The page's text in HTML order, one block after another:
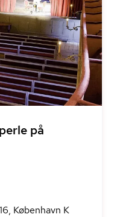
på
København K